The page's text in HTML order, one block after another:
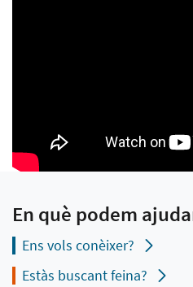
En què podem
Ens vols conèixer?
Estàs buscant feina?